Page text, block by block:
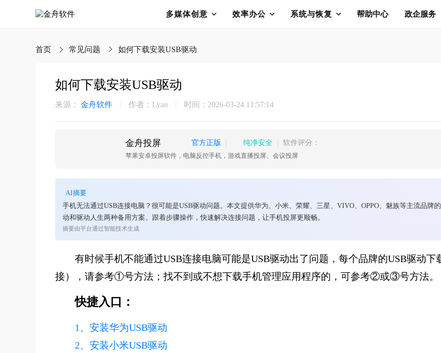
多媒体创意 效率办公 系统与恢复 帮助中心 政企服务
首页 常见问题 如何下载安装USB驱动
如何下载安装USB驱动
来源： 金舟软件 作者：Lyan 时间：2026-03-24 11:57:14
金舟投屏 官方正版 纯净安全 软件评分：
苹果安卓投屏软件，电脑反控手机，游戏直播投屏、会议投屏
AI摘要
手机无法通过USB连接电脑？很可能是USB驱动问题。本文提供华为、小米、荣耀、三星、VIVO、OPPO、魅族等主流品牌
动和驱动人生两种备用方案。跟着步骤操作，快速解决连接问题，让手机投屏更顺畅。
摘要由平台通过智能技术生成
有时候手机不能通过USB连接电脑可能是USB驱动出了问题，每个品牌的USB驱动
接），请参考①号方法；找不到或不想下载手机管理应用程序的，可参考②或③号方法。
快捷入口：
1、安装华为USB驱动
2、安装小米USB驱动